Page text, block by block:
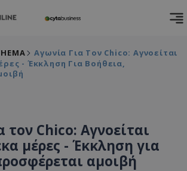
Αγωνία Για Τον Chico: Αγνοείται
- Έκκληση Για Βοήθεια,
τον Chico: Αγνοείται
μέρες - Έκκληση για
αμοιβή